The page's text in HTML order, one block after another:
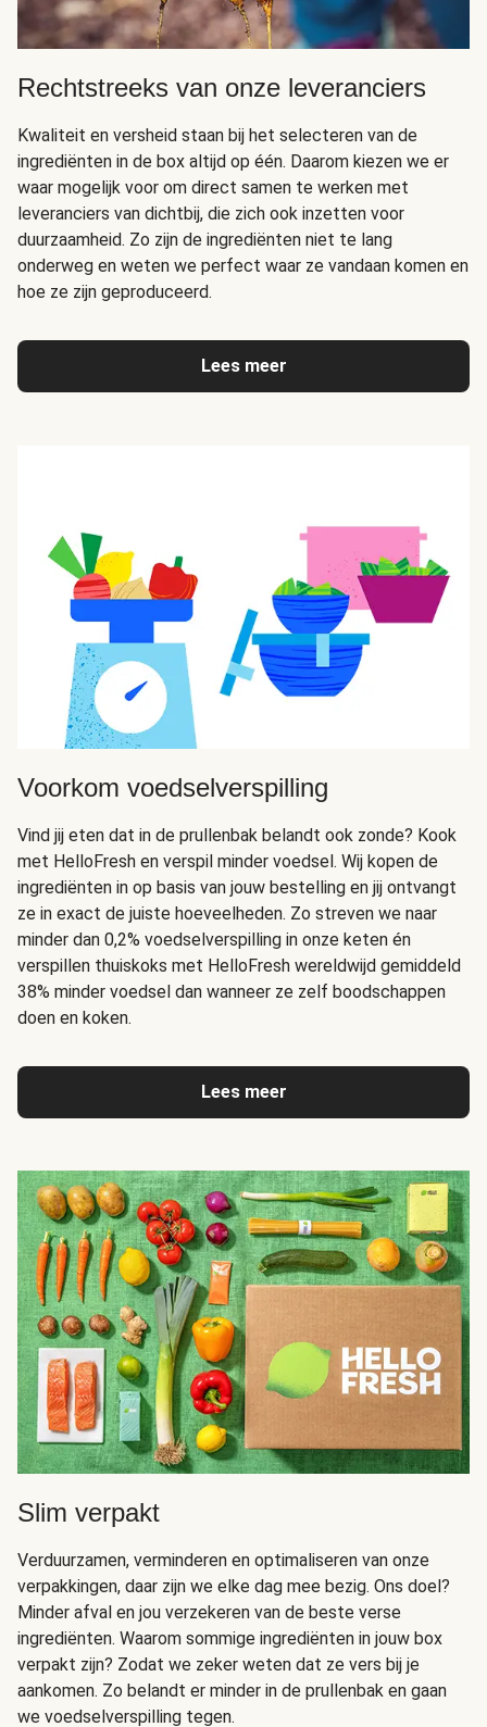
Rechtstreeks van onze leveranciers
Kwaliteit en versheid staan bij het selecteren van de
ingrediënten in de box altijd op één. Daarom kiezen we er
waar mogelijk voor om direct samen te werken met
leveranciers van dichtbij, die zich ook inzetten voor
duurzaamheid. Zo zijn de ingrediënten niet te lang
onderweg en weten we perfect waar ze vandaan komen en
hoe ze zijn geproduceerd.
Lees meer
Voorkom voedselverspilling
Vind jij eten dat in de prullenbak belandt ook zonde? Kook
met HelloFresh en verspil minder voedsel. Wij kopen de
ingrediënten in op basis van jouw bestelling en jij ontvangt
ze in exact de juiste hoeveelheden. Zo streven we naar
minder dan 0,2% voedselverspilling in onze keten én
verspillen thuiskoks met HelloFresh wereldwijd gemiddeld
38% minder voedsel dan wanneer ze zelf boodschappen
doen en koken.
Lees meer
Slim verpakt
Verduurzamen, verminderen en optimaliseren van onze
verpakkingen, daar zijn we elke dag mee bezig. Ons doel?
Minder afval en jou verzekeren van de beste verse
ingrediënten. Waarom sommige ingrediënten in jouw box
verpakt zijn? Zodat we zeker weten dat ze vers bij je
aankomen. Zo belandt er minder in de prullenbak en gaan
we voedselverspilling tegen.